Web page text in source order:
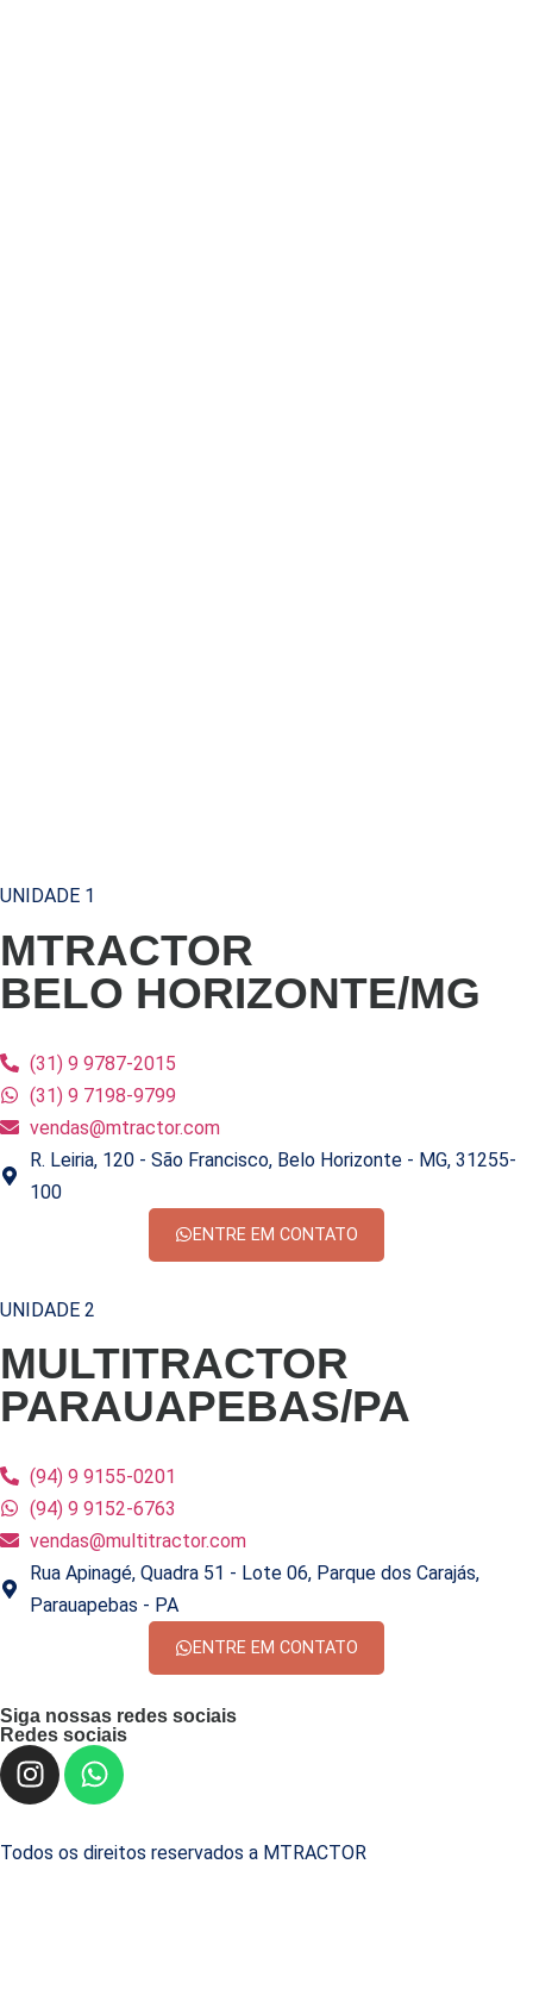
UNIDADE 1
MTRACTOR
BELO HORIZONTE/MG
(31) 9 9787-2015
(31) 9 7198-9799
vendas@mtractor.com
R. Leiria, 120 - São Francisco, Belo Horizonte - MG, 31255-
100
ENTRE EM CONTATO
UNIDADE 2
MULTITRACTOR
PARAUAPEBAS/PA
(94) 9 9155-0201
(94) 9 9152-6763
vendas@multitractor.com
Rua Apinagé, Quadra 51 - Lote 06, Parque dos Carajás,
Parauapebas - PA
ENTRE EM CONTATO
Siga nossas redes sociais
Redes sociais
Todos os direitos reservados a MTRACTOR